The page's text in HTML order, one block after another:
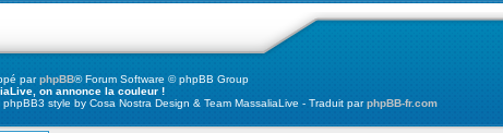
parphpBB® Forum Software © phpBB Group
on annonce la couleur !
phpBB3 style by Cosa Nostra Design & Team MassaliaLive - Traduit parphpBB-fr.com